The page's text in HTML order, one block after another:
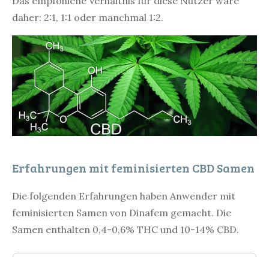
daher: 2:1, 1:1 oder manchmal 1:2.
Erfahrungen mit feminisierten CBD Samen
Die folgenden Erfahrungen haben Anwender mit
feminisierten Samen von Dinafem gemacht. Die
Samen enthalten 0,4-0,6% THC und 10-14% CBD.